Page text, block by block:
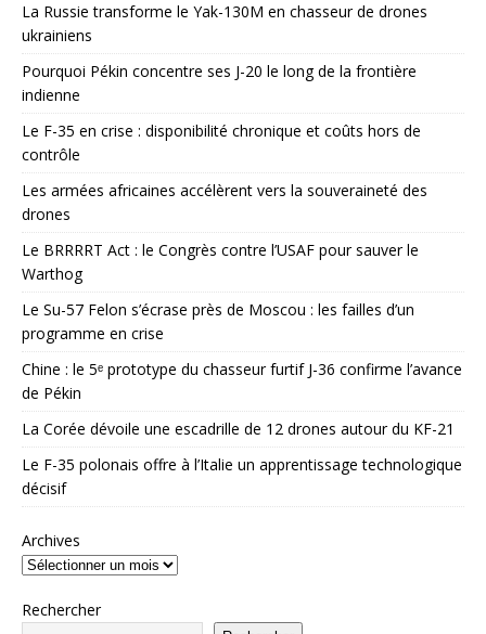
La Russie transforme le Yak-130M en chasseur de drones
ukrainiens
Pourquoi Pékin concentre ses J-20 le long de la frontière
indienne
Le F-35 en crise : disponibilité chronique et coûts hors de
contrôle
Les armées africaines accélèrent vers la souveraineté des
drones
Le BRRRRT Act : le Congrès contre l’USAF pour sauver le
Warthog
Le Su-57 Felon s’écrase près de Moscou : les failles d’un
programme en crise
Chine : le 5ᵉ prototype du chasseur furtif J-36 confirme l’avance
de Pékin
La Corée dévoile une escadrille de 12 drones autour du KF-21
Le F-35 polonais offre à l’Italie un apprentissage technologique
décisif
Archives
Rechercher